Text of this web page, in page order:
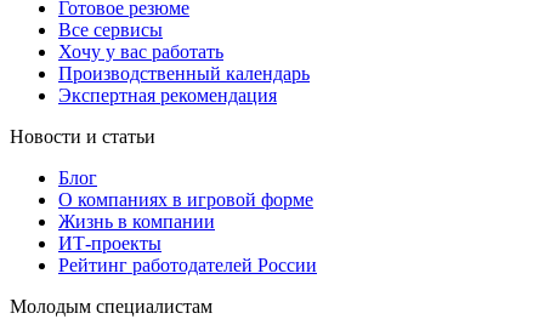
Готовое резюме
Все сервисы
Хочу у вас работать
Производственный календарь
Экспертная рекомендация
Новости и статьи
Блог
О компаниях в игровой форме
Жизнь в компании
ИТ-проекты
Рейтинг работодателей России
Молодым специалистам